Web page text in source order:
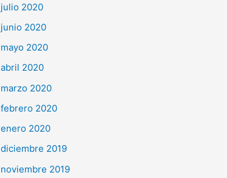
julio 2020
junio 2020
mayo 2020
abril 2020
marzo 2020
febrero 2020
enero 2020
diciembre 2019
noviembre 2019